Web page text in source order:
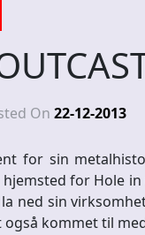
On 22-12-2013
for sin
for Hole
ned sin
også kommet til